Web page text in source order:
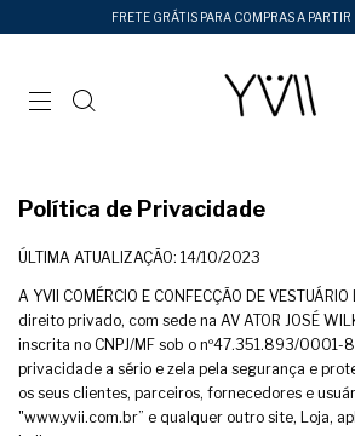
FRETE GRÁTIS PARA COMPRAS A
Política de Privacidade
ÚLTIMA ATUALIZAÇÃO: 14/10/2023
A YVII COMÉRCIO E CONFECÇÃO DE
direito privado, com sede na AV ATOR JOSÉ
inscrita no CNPJ/MF sob o nº47.351.893/0001-
privacidade a sério e zela pela segurança e
os seus clientes, parceiros, fornecedores e
"www.yvii.com.br” e qualquer outro site, Loja,